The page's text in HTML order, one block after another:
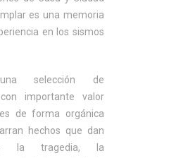
es una memoria
en los sismos
selección de
importante valor
de forma orgánica
hechos que dan
la tragedia, la